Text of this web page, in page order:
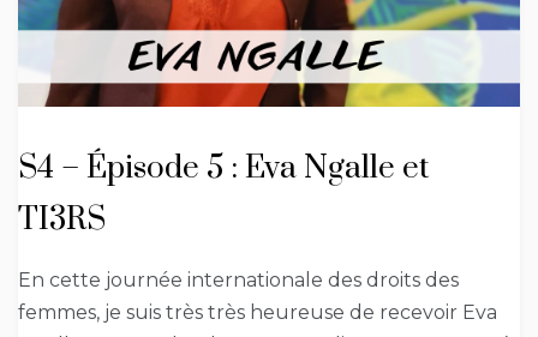
S4 – Épisode 5 : Eva Ngalle et
TI3RS
En cette journée internationale des droits des
femmes, je suis très très heureuse de recevoir Eva